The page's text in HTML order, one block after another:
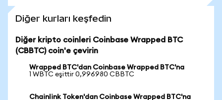
Diğer kurları keşfedin
Diğer kripto coinleri Coinbase Wrapped BTC
(CBBTC) coin'e çevirin
Wrapped BTC'dan Coinbase Wrapped BTC'na
1 WBTC eşittir 0,996980 CBBTC
Chainlink Token'dan Coinbase Wrapped BTC'na